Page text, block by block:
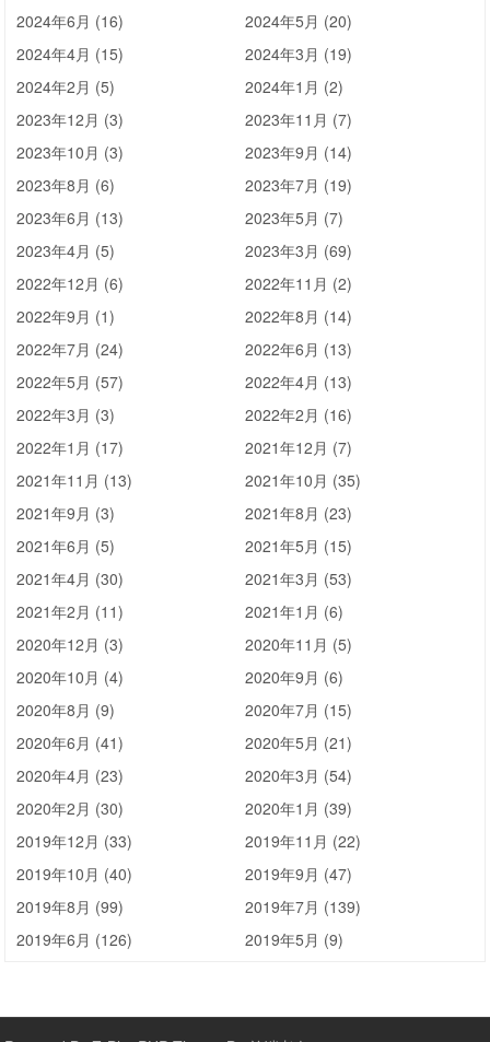
2024年6月 (16)
2024年5月 (20)
2024年4月 (15)
2024年3月 (19)
2024年2月 (5)
2024年1月 (2)
2023年12月 (3)
2023年11月 (7)
2023年10月 (3)
2023年9月 (14)
2023年8月 (6)
2023年7月 (19)
2023年6月 (13)
2023年5月 (7)
2023年4月 (5)
2023年3月 (69)
2022年12月 (6)
2022年11月 (2)
2022年9月 (1)
2022年8月 (14)
2022年7月 (24)
2022年6月 (13)
2022年5月 (57)
2022年4月 (13)
2022年3月 (3)
2022年2月 (16)
2022年1月 (17)
2021年12月 (7)
2021年11月 (13)
2021年10月 (35)
2021年9月 (3)
2021年8月 (23)
2021年6月 (5)
2021年5月 (15)
2021年4月 (30)
2021年3月 (53)
2021年2月 (11)
2021年1月 (6)
2020年12月 (3)
2020年11月 (5)
2020年10月 (4)
2020年9月 (6)
2020年8月 (9)
2020年7月 (15)
2020年6月 (41)
2020年5月 (21)
2020年4月 (23)
2020年3月 (54)
2020年2月 (30)
2020年1月 (39)
2019年12月 (33)
2019年11月 (22)
2019年10月 (40)
2019年9月 (47)
2019年8月 (99)
2019年7月 (139)
2019年6月 (126)
2019年5月 (9)